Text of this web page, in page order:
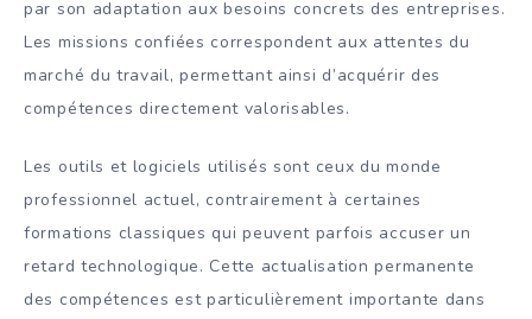
par son adaptation aux besoins concrets des entreprises.
Les missions confiées correspondent aux attentes du
marché du travail, permettant ainsi d’acquérir des
compétences directement valorisables.
Les outils et logiciels utilisés sont ceux du monde
professionnel actuel, contrairement à certaines
formations classiques qui peuvent parfois accuser un
retard technologique. Cette actualisation permanente
des compétences est particulièrement importante dans